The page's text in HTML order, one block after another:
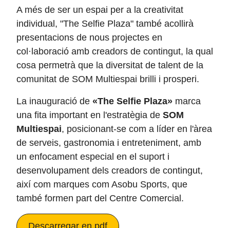
A més de ser un espai per a la creativitat
individual, "The Selfie Plaza" també acollirà
presentacions de nous projectes en
col·laboració amb creadors de contingut, la qual
cosa permetrà que la diversitat de talent de la
comunitat de SOM Multiespai brilli i prosperi.
La inauguració de «The Selfie Plaza» marca
una fita important en l'estratègia de SOM
Multiespai, posicionant-se com a líder en l'àrea
de serveis, gastronomia i entreteniment, amb
un enfocament especial en el suport i
desenvolupament dels creadors de contingut,
així com marques com Asobu Sports, que
també formen part del Centre Comercial.
Descarregar en pdf